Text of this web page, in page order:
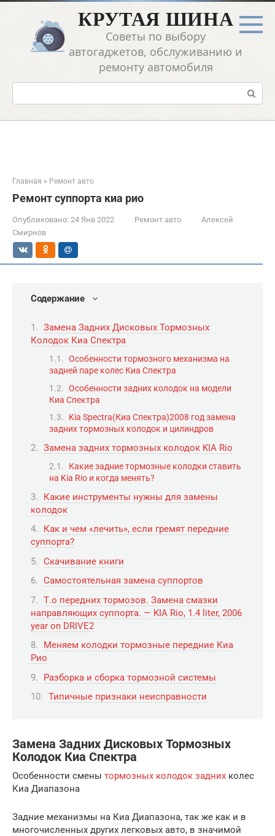
Перейти
контенту
КРУТАЯ ШИНА
Советы по выбору
автогаджетов, обслуживанию и
ремонту автомобиля
Поиск:
Главная » Ремонт авто
Ремонт суппорта киа рио
Опубликовано: 24 Янв 2022 Ремонт авто
Алексей
Смирнов
Содержание
Замена Задних Дисковых Тормозных
Колодок Киа Спектра
Особенности тормозного механизма на
задней паре колес Киа Спектра
Особенности задних колодок на модели
Киа Спектра
Kia Spectra(Киа Спектра)2008 год замена
задних тормозных колодок и цилиндров
Замена задних тормозных колодок KIA Rio
Какие задние тормозные колодки ставить
на Kia Rio и когда менять?
Какие инструменты нужны для замены
колодок
Как и чем «лечить», если гремят передние
суппорта?
Скачивание книги
Самостоятельная замена суппортов
Т.о передних тормозов. Замена смазки
направляющих суппорта. — KIA Rio, 1.4 liter, 2006
year on DRIVE2
Меняем колодки тормозные передние Киа
Рио
Разборка и сборка тормозной системы
Типичные признаки неисправности
Замена Задних Дисковых Тормозных
Колодок Киа Спектра
Особенности смены тормозных колодок задних колес
Киа Диапазона
Задние механизмы на Киа Диапазона, так же как и в
многочисленных других легковых авто, в значимой